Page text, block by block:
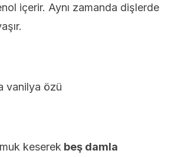
içerir. Aynı zamanda dişlerde
vanilya özü
keserek beş damla